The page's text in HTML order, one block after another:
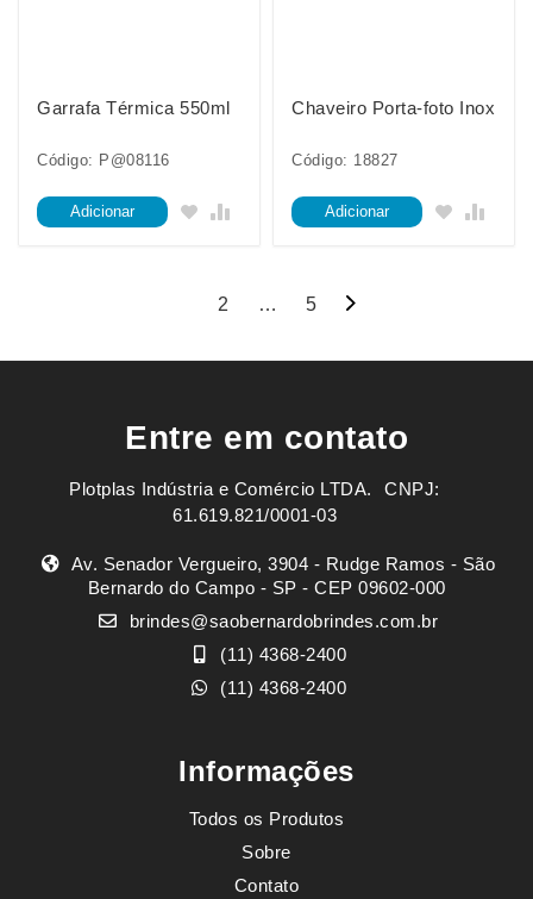
Garrafa Térmica 550ml
Código: P@08116
Adicionar
Chaveiro Porta-foto Inox
Código: 18827
Adicionar
Navegação
por
2 … 5
Entre em contato
Plotplas Indústria e Comércio LTDA. ㅤㅤㅤ CNPJ:
61.619.821/0001-03
Av. Senador Vergueiro, 3904 - Rudge Ramos - São
Bernardo do Campo - SP - CEP 09602-000
brindes@saobernardobrindes.com.br
(11) 4368-2400
(11) 4368-2400
Informações
Todos os Produtos
Sobre
Contato